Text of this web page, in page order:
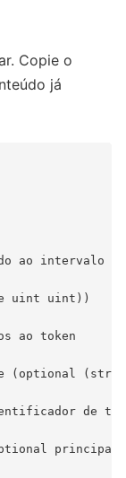
Copie o
já
ao intervalo
uint uint))
ao token
(optional
de